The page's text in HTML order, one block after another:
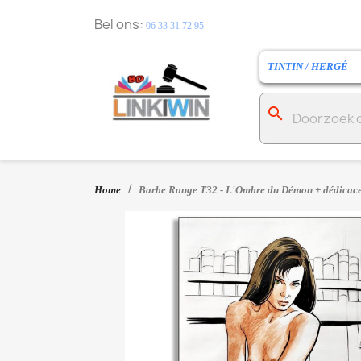
Bel ons: 06 33 31 72 95
TINTIN / HERGÉ
search
Home Barbe Rouge T32 - L'Ombre du Démon +